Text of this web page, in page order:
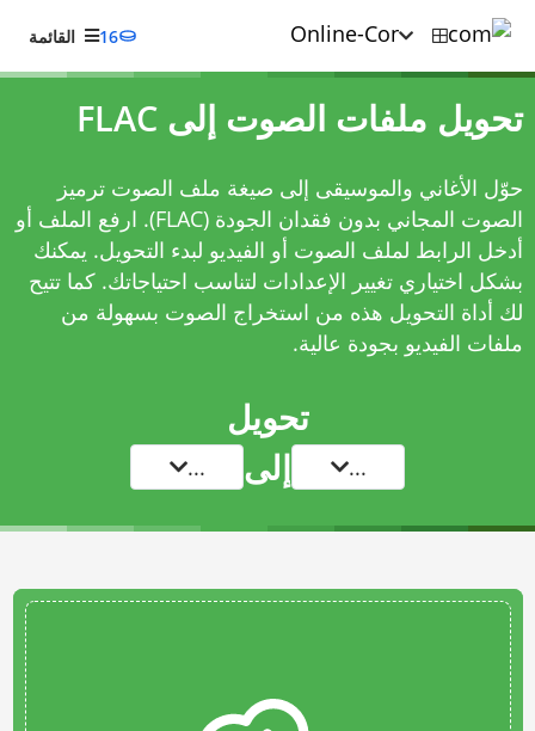
16 القائمة
تحويل ملفات الصوت إلى FLAC
حوّل الأغاني والموسيقى إلى صيغة ملف الصوت ترميز
الصوت المجاني بدون فقدان الجودة (FLAC). ارفع الملف أو
أدخل الرابط لملف الصوت أو الفيديو لبدء التحويل. يمكنك
بشكل اختياري تغيير الإعدادات لتناسب احتياجاتك. كما تتيح
لك أداة التحويل هذه من استخراج الصوت بسهولة من
ملفات الفيديو بجودة عالية.
تحويل
... إلى ...